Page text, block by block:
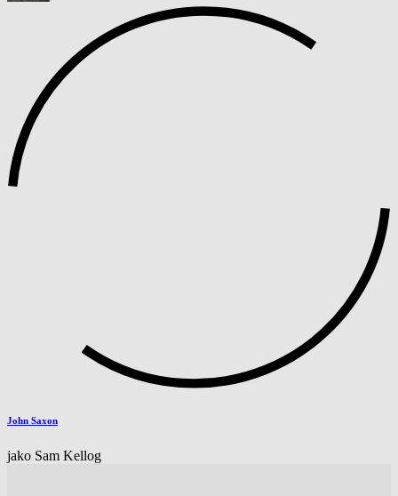
John Saxon
jako Sam Kellog